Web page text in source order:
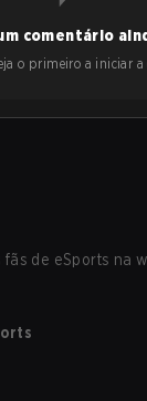
comentário
o primeiro a iniciar a
fãs de eSports na